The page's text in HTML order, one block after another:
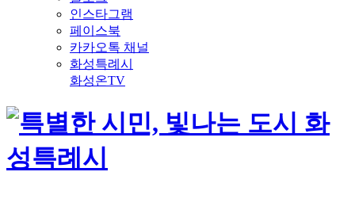
인스타그램
페이스북
카카오톡 채널
화성특례시
화성온TV